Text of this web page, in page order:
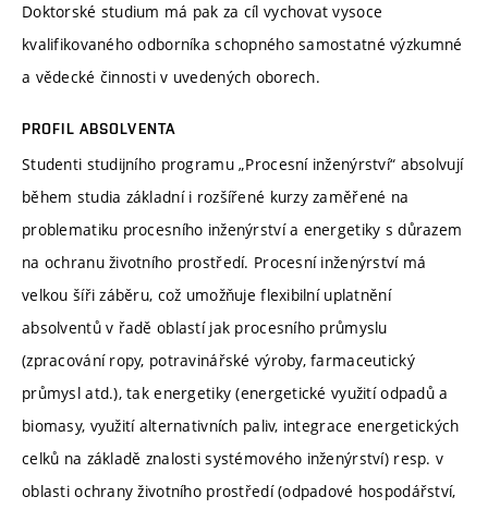
Doktorské studium má pak za cíl vychovat vysoce
kvalifikovaného odborníka schopného samostatné výzkumné
a vědecké činnosti v uvedených oborech.
PROFIL ABSOLVENTA
Studenti studijního programu „Procesní inženýrství“ absolvují
během studia základní i rozšířené kurzy zaměřené na
problematiku procesního inženýrství a energetiky s důrazem
na ochranu životního prostředí. Procesní inženýrství má
velkou šíři záběru, což umožňuje flexibilní uplatnění
absolventů v řadě oblastí jak procesního průmyslu
(zpracování ropy, potravinářské výroby, farmaceutický
průmysl atd.), tak energetiky (energetické využití odpadů a
biomasy, využití alternativních paliv, integrace energetických
celků na základě znalosti systémového inženýrství) resp. v
oblasti ochrany životního prostředí (odpadové hospodářství,